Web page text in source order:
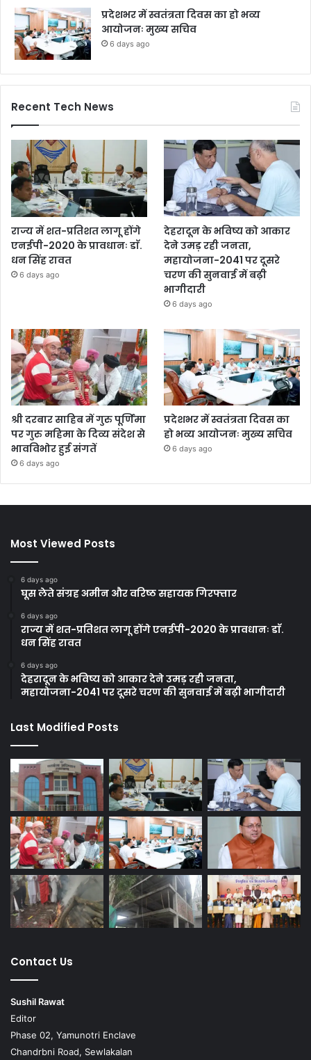
प्रदेशभर में स्वतंत्रता दिवस का हो भव्य
आयोजनः मुख्य सचिव
6 days ago
Recent Tech News
राज्य में शत-प्रतिशत लागू होंगे
एनईपी-2020 के प्रावधानः डाॅ.
धन सिंह रावत
6 days ago
देहरादून के भविष्य को आकार
देने उमड़ रही जनता,
महायोजना-2041 पर दूसरे
चरण की सुनवाई में बढ़ी
भागीदारी
6 days ago
श्री दरबार साहिब में गुरु पूर्णिमा
पर गुरु महिमा के दिव्य संदेश से
भावविभोर हुई संगतें
6 days ago
प्रदेशभर में स्वतंत्रता दिवस का
हो भव्य आयोजनः मुख्य सचिव
6 days ago
Most Viewed Posts
6 days ago
घूस लेते संग्रह अमीन और वरिष्ठ सहायक गिरफ्तार
6 days ago
राज्य में शत-प्रतिशत लागू होंगे एनईपी-2020 के प्रावधानः डाॅ.
धन सिंह रावत
6 days ago
देहरादून के भविष्य को आकार देने उमड़ रही जनता,
महायोजना-2041 पर दूसरे चरण की सुनवाई में बढ़ी भागीदारी
Last Modified Posts
Contact Us
Sushil Rawat
Editor
Phase 02, Yamunotri Enclave
Chandrbni Road, Sewlakalan